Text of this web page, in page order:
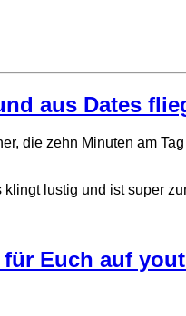
aus Dates
die zehn Minuten am
lustig und ist super
Euch auf